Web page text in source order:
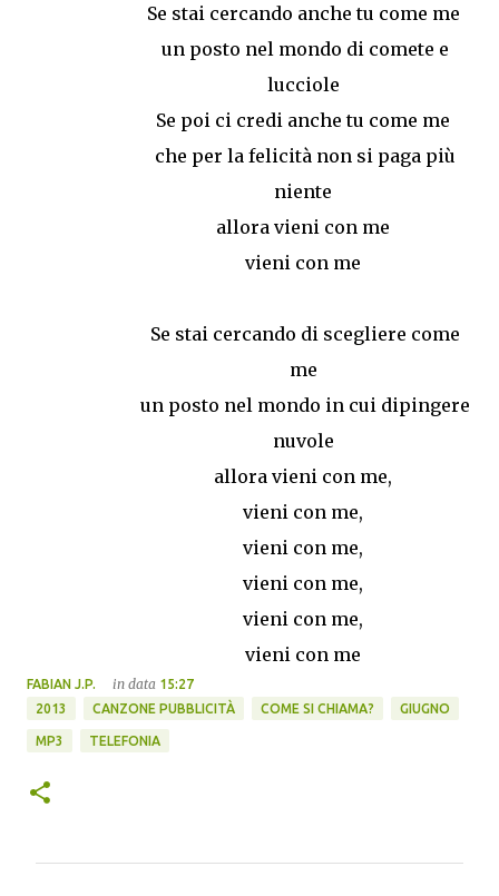
Se stai cercando anche tu come me
un posto nel mondo di comete e
lucciole
Se poi ci credi anche tu come me
che per la felicità non si paga più
niente
allora vieni con me
vieni con me
Se stai cercando di scegliere come
me
un posto nel mondo in cui dipingere
nuvole
allora vieni con me,
vieni con me,
vieni con me,
vieni con me,
vieni con me,
vieni con me
FABIAN J.P. in data 15:27
2013
CANZONE PUBBLICITÀ COME SI CHIAMA? GIUGNO
MP3 TELEFONIA